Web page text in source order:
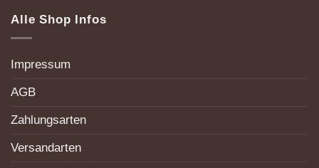
Alle Shop Infos
Impressum
AGB
Zahlungsarten
Versandarten